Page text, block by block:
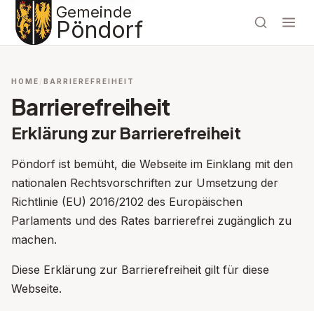
Gemeinde
Pöndorf
HOME BARRIEREFREIHEIT
Barrierefreiheit
Erklärung zur Barrierefreiheit
Pöndorf ist bemüht, die Webseite im Einklang mit den
nationalen Rechtsvorschriften zur Umsetzung der
Richtlinie (EU) 2016/2102 des Europäischen
Parlaments und des Rates barrierefrei zugänglich zu
machen.
Diese Erklärung zur Barrierefreiheit gilt für diese
Webseite.